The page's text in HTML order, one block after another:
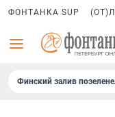
ФОНТАНКА SUP
Финский залив